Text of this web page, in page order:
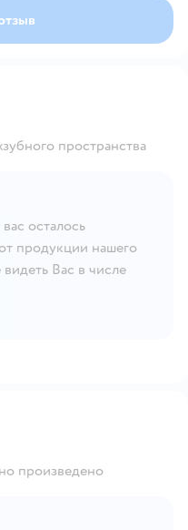
пространства
осталось
продукции нашего
Вас в числе
произведено